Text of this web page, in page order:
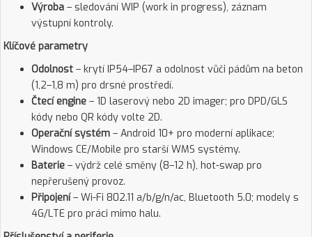
Výroba – sledování WIP (work in progress), záznam
výstupní kontroly.
Klíčové parametry
Odolnost – krytí IP54–IP67 a odolnost vůči pádům na beton
(1,2–1,8 m) pro drsné prostředí.
Čtecí engine – 1D laserový nebo 2D imager; pro DPD/GLS
kódy nebo QR kódy volte 2D.
Operační systém – Android 10+ pro moderní aplikace;
Windows CE/Mobile pro starší WMS systémy.
Baterie – výdrž celé směny (8–12 h), hot-swap pro
nepřerušený provoz.
Připojení– Wi-Fi 802.11 a/b/g/n/ac, Bluetooth 5.0; modely s
4G/LTE pro práci mimo halu.